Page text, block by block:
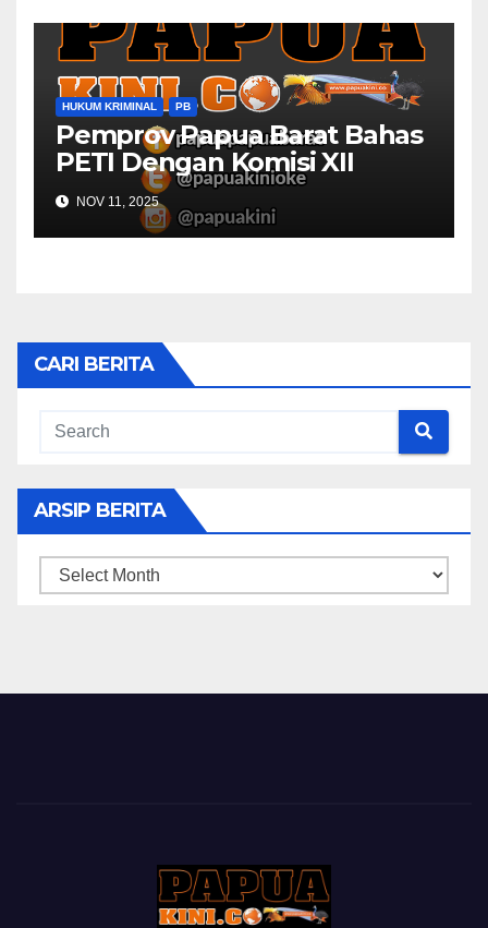
HUKUM KRIMINAL PB
Pemprov Papua Barat Bahas
PETI Dengan Komisi XII
NOV 11, 2025
CARI BERITA
ARSIP BERITA
ARSIP